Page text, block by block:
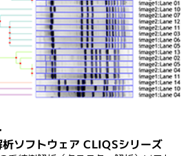
ソフトウェア CLIQSシリーズ